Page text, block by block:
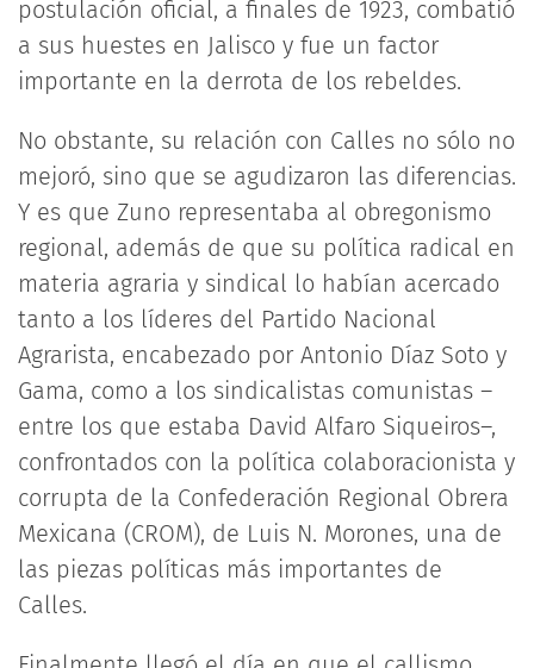
postulación oficial, a finales de 1923, combatió
a sus huestes en Jalisco y fue un factor
importante en la derrota de los rebeldes.
No obstante, su relación con Calles no sólo no
mejoró, sino que se agudizaron las diferencias.
Y es que Zuno representaba al obregonismo
regional, además de que su política radical en
materia agraria y sindical lo habían acercado
tanto a los líderes del Partido Nacional
Agrarista, encabezado por Antonio Díaz Soto y
Gama, como a los sindicalistas comunistas –
entre los que estaba David Alfaro Siqueiros–,
confrontados con la política colaboracionista y
corrupta de la Confederación Regional Obrera
Mexicana (CROM), de Luis N. Morones, una de
las piezas políticas más importantes de
Calles.